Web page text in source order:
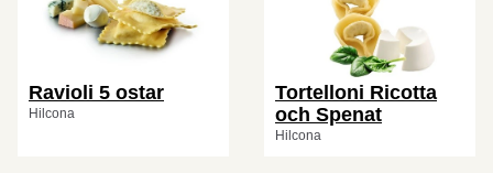
Ravioli 5 ostar
Hilcona
Tortelloni Ricotta
och Spenat
Hilcona